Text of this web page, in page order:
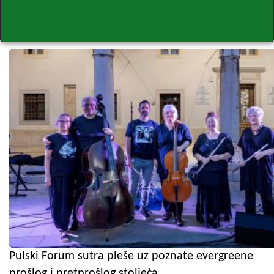
Pulski Forum sutra pleše uz poznate evergreene